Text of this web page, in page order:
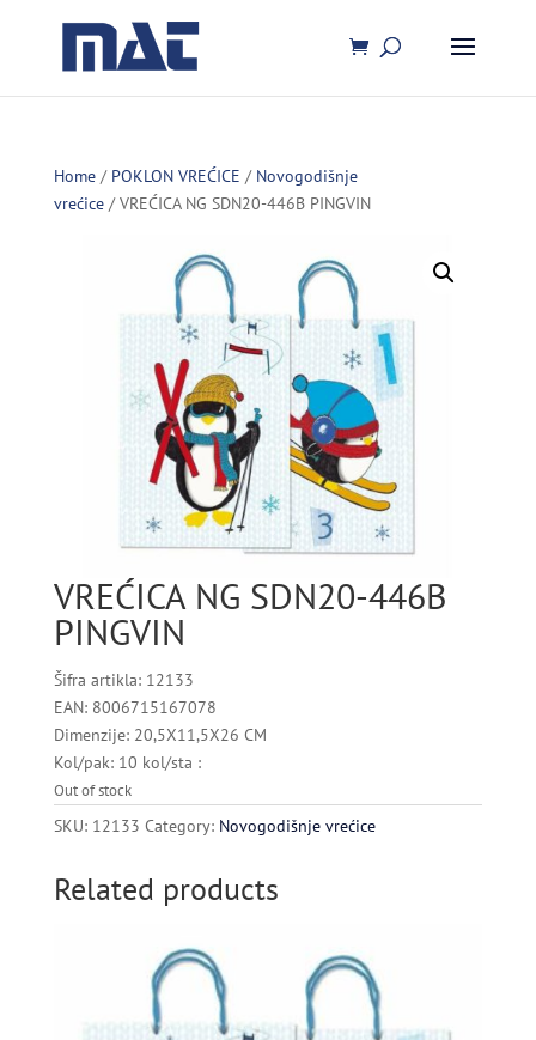
Home/ POKLON VREĆICE / Novogodišnje
vrećice/ VREĆICA NG SDN20-446B PINGVIN
VREĆICA NG SDN20-446B
PINGVIN
Šifra artikla: 12133
EAN: 8006715167078
Dimenzije: 20,5X11,5X26 CM
Kol/pak: 10 kol/sta :
Out of stock
SKU: 12133 Category: Novogodišnje vrećice
Related products